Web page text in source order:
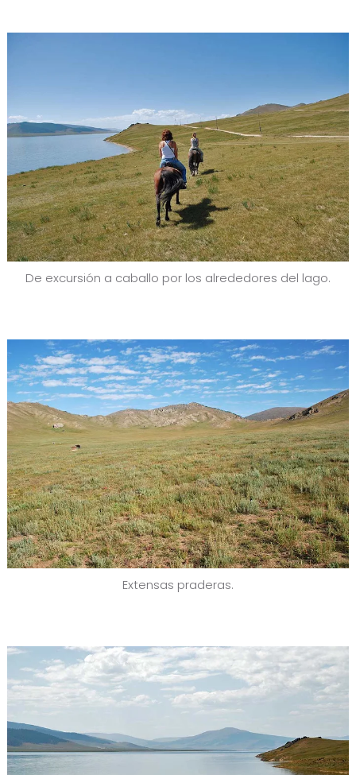
De excursión a caballo por los alrededores del lago.
Extensas praderas.